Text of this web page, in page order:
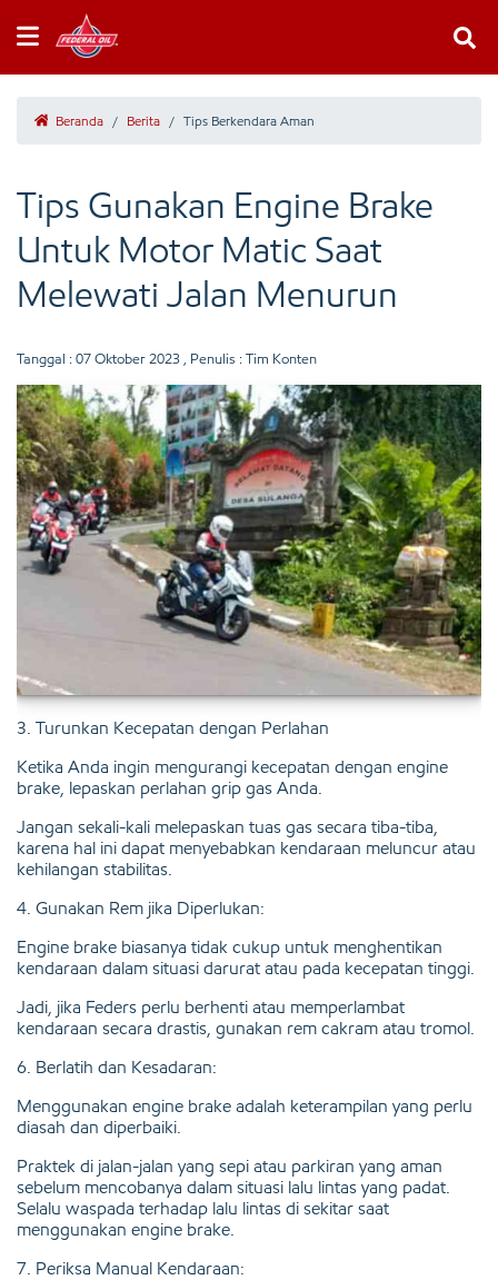
Beranda / Berita / Tips Berkendara Aman
Tips Gunakan Engine Brake
Untuk Motor Matic Saat
Melewati Jalan Menurun
Tanggal : 07 Oktober 2023 , Penulis : Tim Konten
3. Turunkan Kecepatan dengan Perlahan
Ketika Anda ingin mengurangi kecepatan dengan engine
brake, lepaskan perlahan grip gas Anda.
Jangan sekali-kali melepaskan tuas gas secara tiba-tiba,
karena hal ini dapat menyebabkan kendaraan meluncur atau
kehilangan stabilitas.
4. Gunakan Rem jika Diperlukan:
Engine brake biasanya tidak cukup untuk menghentikan
kendaraan dalam situasi darurat atau pada kecepatan tinggi.
Jadi, jika Feders perlu berhenti atau memperlambat
kendaraan secara drastis, gunakan rem cakram atau tromol.
6. Berlatih dan Kesadaran:
Menggunakan engine brake adalah keterampilan yang perlu
diasah dan diperbaiki.
Praktek di jalan-jalan yang sepi atau parkiran yang aman
sebelum mencobanya dalam situasi lalu lintas yang padat.
Selalu waspada terhadap lalu lintas di sekitar saat
menggunakan engine brake.
7. Periksa Manual Kendaraan: